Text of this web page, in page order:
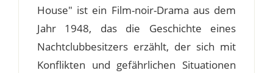
House" ist ein Film-noir-Drama aus dem
Jahr 1948, das die Geschichte eines
Nachtclubbesitzers erzählt, der sich mit
Konflikten und gefährlichen Situationen